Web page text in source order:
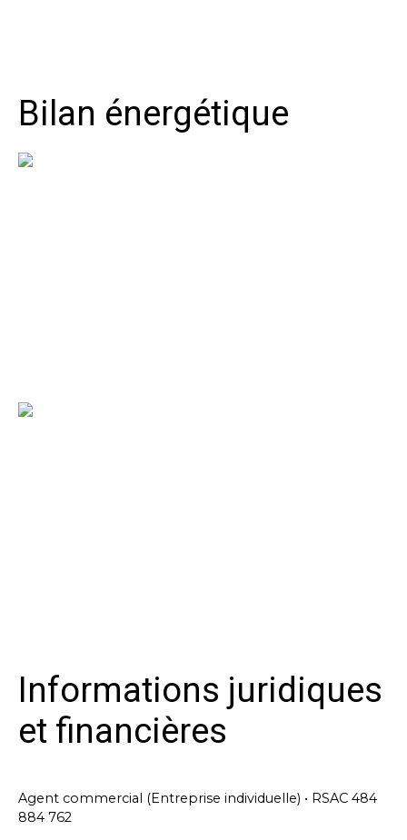
Bilan énergétique
Informations juridiques
et financières
Agent commercial (Entreprise individuelle) • RSAC 484
884 762